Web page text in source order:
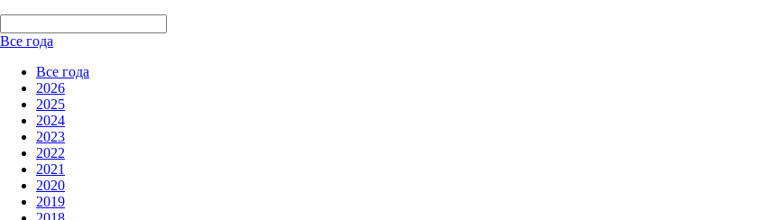
Все года
Все года
2026
2025
2024
2023
2022
2021
2020
2019